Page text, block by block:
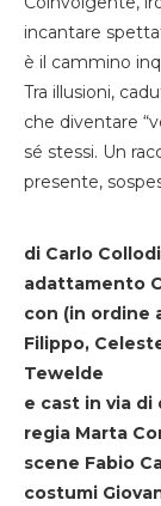
incantare
è il cammino
Tra illusioni,
che diventare
sé stessi. Un
presente,
di Carlo Collodi
adattamento
con (in ordine
Filippo,
Tewelde
e cast in via
regia Marta
scene Fabio
costumi